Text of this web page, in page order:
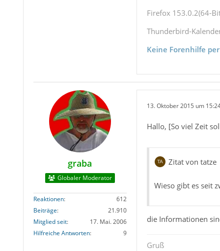
Firefox 153.0.2(64-
Thunderbird-
Keine Forenhilfe
graba
Globaler Moderator
Reaktionen
612
Beiträge
21.910
Mitglied seit
17. Mai. 2006
Hilfreiche Antworten
9
13. Oktober 2015 um
Hallo, [So viel Zeit
Zitat von tatze
Wieso gibt es seit
die Informationen
Gruß